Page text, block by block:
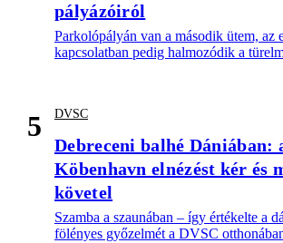
pályázóiról
Parkolópályán van a második ütem, az
kapcsolatban pedig halmozódik a
5 DVSC
Debreceni balhé Dániában:
Köbenhavn elnézést kér és
követel
Szamba a szaunában – így értékelte a
fölényes győzelmét a DVSC